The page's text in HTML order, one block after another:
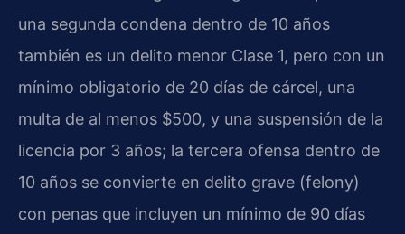
una segunda condena dentro de 10 años
también es un delito menor Clase 1, pero con un
mínimo obligatorio de 20 días de cárcel, una
multa de al menos $500, y una suspensión de la
licencia por 3 años; la tercera ofensa dentro de
10 años se convierte en delito grave (felony)
con penas que incluyen un mínimo de 90 días